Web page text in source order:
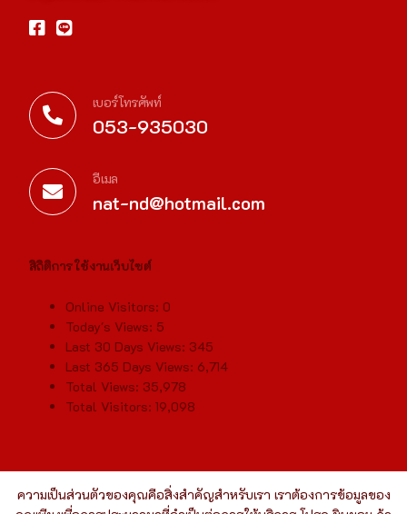
ความเป็นส่วนตัวของคุณคือสิ่งสำคัญสำหรับเรา เราต้องการข้อมูลของ
เบอร์โทรศัพท์
053-935030
อีเมล
nat-nd@hotmail.com
สิถิติการใช้งานเว็บไซต์
Online Visitors: 0
Today's Views: 5
Last 30 Days Views: 345
Last 365 Days Views: 6,714
Total Views: 35,978
Total Visitors:19,098